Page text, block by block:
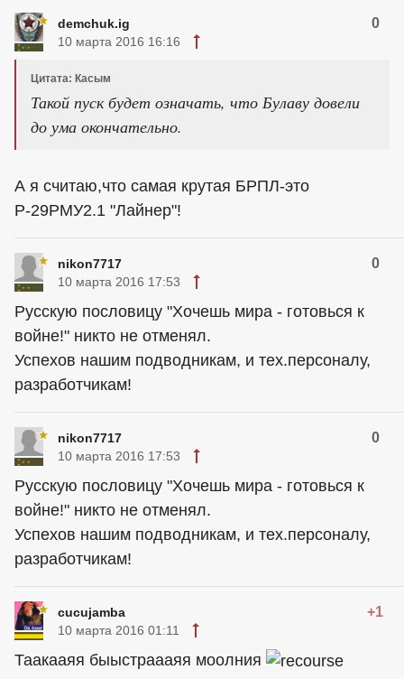
demchuk.ig 0
10 марта 2016 16:16
Цитата: Касым
Такой пуск будет означать, что Булаву довели
до ума окончательно.
А я считаю,что самая крутая БРПЛ-это
Р-29РМУ2.1 "Лайнер"!
nikon7717 0
10 марта 2016 17:53
Русскую пословицу "Хочешь мира - готовься к
войне!" никто не отменял.
Успехов нашим подводникам, и тех.персоналу,
разработчикам!
nikon7717 0
10 марта 2016 17:53
Русскую пословицу "Хочешь мира - готовься к
войне!" никто не отменял.
Успехов нашим подводникам, и тех.персоналу,
разработчикам!
cucujamba +1
10 марта 2016 01:11
Таакааяя быыстраааяя моолния